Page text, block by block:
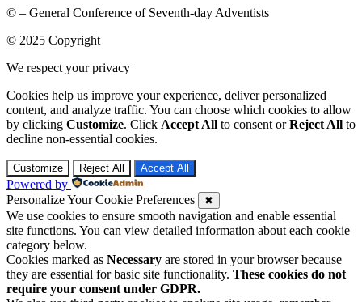
© – General Conference of Seventh-day Adventists
© 2025 Copyright
We respect your privacy
Cookies help us improve your experience, deliver personalized
content, and analyze traffic. You can choose which cookies to allow
by clicking Customize. Click Accept All to consent orReject All to
decline non-essential cookies.
Customize Reject All Accept All
Powered by
Personalize Your Cookie Preferences
✖
We use cookies to ensure smooth navigation and enable essential
site functions. You can view detailed information about each cookie
category below.
Cookies marked as Necessary are stored in your browser because
they are essential for basic site functionality. These cookies do not
require your consent under GDPR.